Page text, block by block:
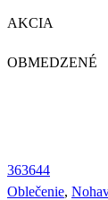
AKCIA
OBMEDZENÉ
363644
Oblečenie,